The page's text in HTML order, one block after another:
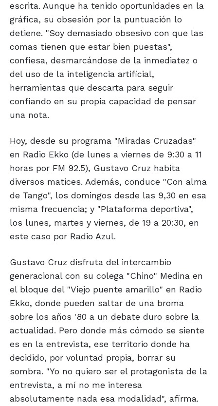
escrita. Aunque ha tenido oportunidades en la
gráfica, su obsesión por la puntuación lo
detiene. "Soy demasiado obsesivo con que las
comas tienen que estar bien puestas",
confiesa, desmarcándose de la inmediatez o
del uso de la inteligencia artificial,
herramientas que descarta para seguir
confiando en su propia capacidad de pensar
una nota.
Hoy, desde su programa "Miradas Cruzadas"
en Radio Ekko (de lunes a viernes de 9:30 a 11
horas por FM 92.5), Gustavo Cruz habita
diversos matices. Además, conduce "Con alma
de Tango", los domingos desde las 9,30 en esa
misma frecuencia; y "Plataforma deportiva",
los lunes, martes y viernes, de 19 a 20:30, en
este caso por Radio Azul.
Gustavo Cruz disfruta del intercambio
generacional con su colega "Chino" Medina en
el bloque del "Viejo puente amarillo" en Radio
Ekko, donde pueden saltar de una broma
sobre los años '80 a un debate duro sobre la
actualidad. Pero donde más cómodo se siente
es en la entrevista, ese territorio donde ha
decidido, por voluntad propia, borrar su
sombra. "Yo no quiero ser el protagonista de la
entrevista, a mí no me interesa
absolutamente nada esa modalidad", afirma.